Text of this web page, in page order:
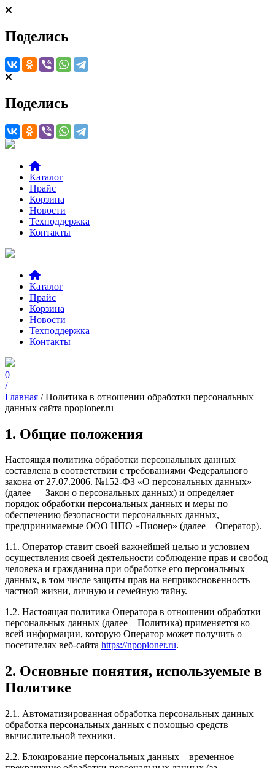
Поделись
Поделись
Каталог
Прайс
Корзина
Новости
Техподдержка
Контакты
Каталог
Прайс
Корзина
Новости
Техподдержка
Контакты
0
/
Главная / Политика в отношении обработки персональных
данных сайта npopioner.ru
1. Общие положения
Настоящая политика обработки персональных данных
составлена в соответствии с требованиями Федерального
закона от 27.07.2006. №152-ФЗ «О персональных данных»
(далее — Закон о персональных данных) и определяет
порядок обработки персональных данных и меры по
обеспечению безопасности персональных данных,
предпринимаемые ООО НПО «Пионер» (далее – Оператор).
1.1. Оператор ставит своей важнейшей целью и условием
осуществления своей деятельности соблюдение прав и свобод
человека и гражданина при обработке его персональных
данных, в том числе защиты прав на неприкосновенность
частной жизни, личную и семейную тайну.
1.2. Настоящая политика Оператора в отношении обработки
персональных данных (далее – Политика) применяется ко
всей информации, которую Оператор может получить о
посетителях веб-сайта https://npopioner.ru.
2. Основные понятия, используемые в
Политике
2.1. Автоматизированная обработка персональных данных –
обработка персональных данных с помощью средств
вычислительной техники.
2.2. Блокирование персональных данных – временное